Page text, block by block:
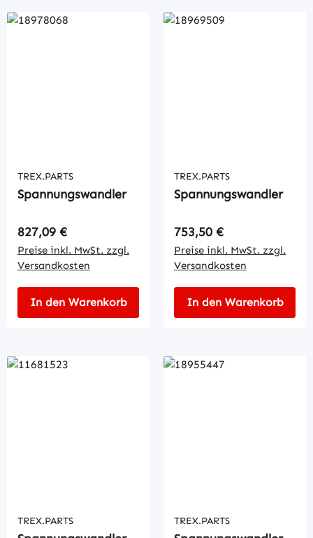
TREX.PARTS
Spannungswandler
Regulärer Preis:
827,09 €
Preise inkl. MwSt. zzgl.
Versandkosten
In den Warenkorb
TREX.PARTS
Spannungswandler
Regulärer Preis:
753,50 €
Preise inkl. MwSt. zzgl.
Versandkosten
In den Warenkorb
TREX.PARTS TREX.PARTS